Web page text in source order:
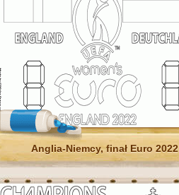
Anglia-Niemcy, finał Euro 2022